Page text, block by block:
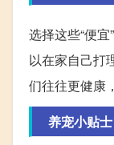
选择这些“便
以在家自己打
们往往更健康
养宠小贴